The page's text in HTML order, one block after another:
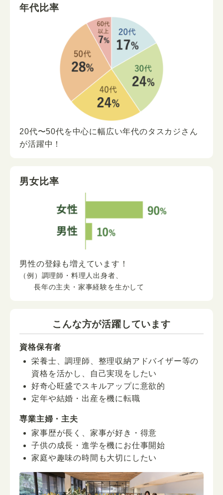
年代比率
20代〜50代を中心に幅広い年代のタスカジさん
が活躍中！
男女比率
男性の登録も増えています！
（例）調理師・料理人出身者、
長年の主夫・家事経験を生かして
こんな方が活躍しています
資格保有者
栄養士、調理師、整理収納アドバイザー等の
資格を活かし、自己実現をしたい
好奇心旺盛でスキルアップに意欲的
定年や結婚・出産を機に転職
専業主婦・主夫
家事歴が長く、家事が好き・得意
子供の成長・進学を機にお仕事開始
家庭や趣味の時間も大切にしたい